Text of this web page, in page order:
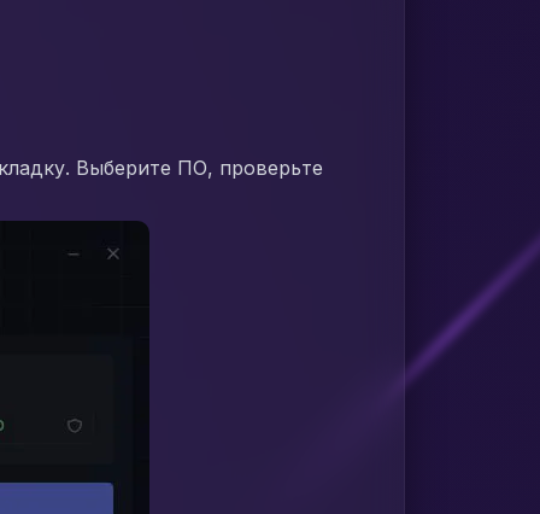
Выберите ПО, проверьте